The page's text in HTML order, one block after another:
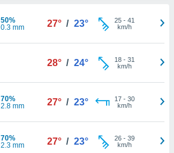
50%
0.3 mm
27° / 23° 25- 41
km/h
28° / 24° 18- 31
km/h
70%
2.8 mm
27° / 23° 17- 30
km/h
70%
2.3 mm
27° / 23° 26- 39
km/h